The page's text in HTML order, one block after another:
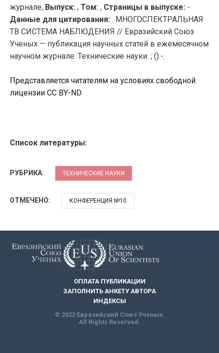
журнале, Выпуск: , Том: , Страницы в выпуске: -
Данные для цитирования: . МНОГОСПЕКТРАЛЬНАЯ
ТВ СИСТЕМА НАБЛЮДЕНИЯ // Евразийский Союз
Ученых — публикация научных статей в ежемесячном
научном журнале. Технические науки. ; ():-.
Представляется читателям на условиях свободной
лицензии CC BY-ND
Список литературы:
РУБРИКА: ТЕХНИЧЕСКИЕ НАУКИ
ОТМЕЧЕНО: КОНФЕРЕНЦИЯ №10
ОПЛАТА ПУБЛИКАЦИИ
ЗАПОЛНИТЬ АНКЕТУ АВТОРА
ИНДЕКСЫ
© 2022 Евразийский Союз Ученых.
All Rights Reserved.